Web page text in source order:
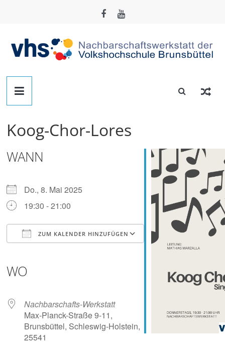
Nachbarschafts-
Werkstatt
Brunsbüttel
Der
zum
Basteln,
Tüfteln,
Digitalisieren
Koog-Chor-Lores
WANN
Do., 8. Mai 2025
19:30 - 21:00
ZUM KALENDER HINZUFÜGEN
Outlook Live
WO
Nachbarschafts-Werkstatt
Max-Planck-Straße 9-11,
Brunsbüttel, Schleswig-Holstein,
25541